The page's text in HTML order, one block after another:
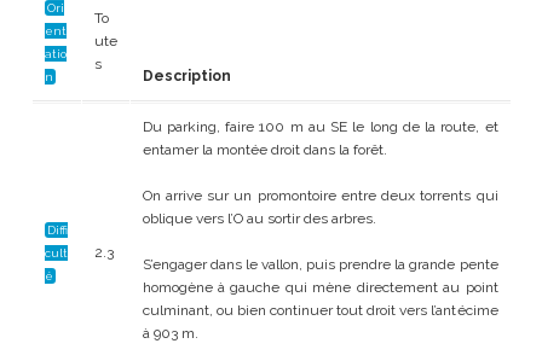
Ori
ent
atio
n
To
ute
s
Description
Diffi
cult
é
2.3
Du parking, faire 100 m au SE le long de la route, et
entamer la montée droit dans la forêt.
On arrive sur un promontoire entre deux torrents qui
oblique vers l’O au sortir des arbres.
S’engager dans le vallon, puis prendre la grande pente
homogène à gauche qui mène directement au point
culminant, ou bien continuer tout droit vers l’antécime
à 903 m.